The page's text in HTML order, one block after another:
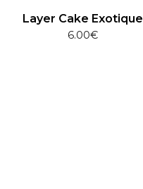
Layer Cake Exotique
6.00€